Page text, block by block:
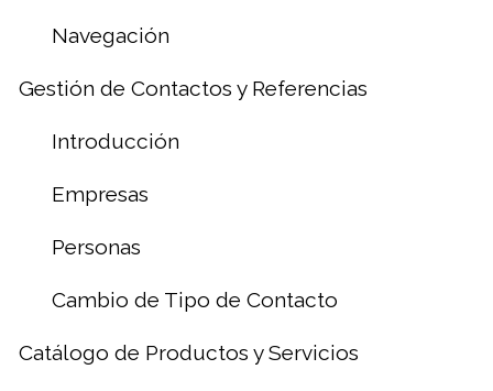
Navegación
Gestión de Contactos y Referencias
Introducción
Empresas
Personas
Cambio de Tipo de Contacto
Catálogo de Productos y Servicios